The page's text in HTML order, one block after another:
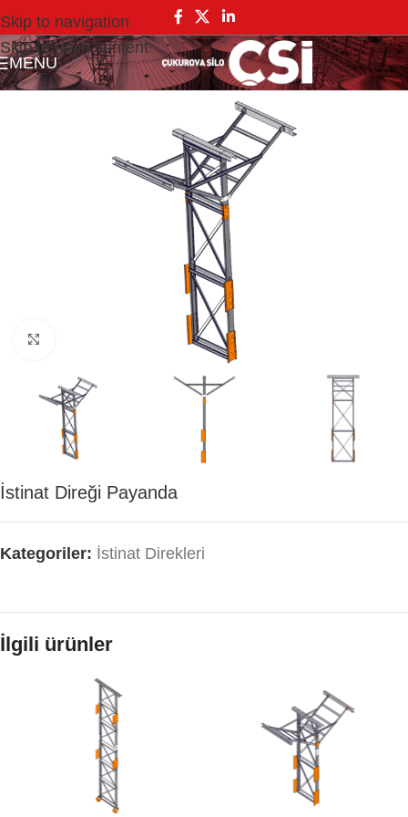
Skip to navigation
Skip to main content
MENU
İstinat Direği Payanda
Kategoriler: İstinat Direkleri
İlgili ürünler